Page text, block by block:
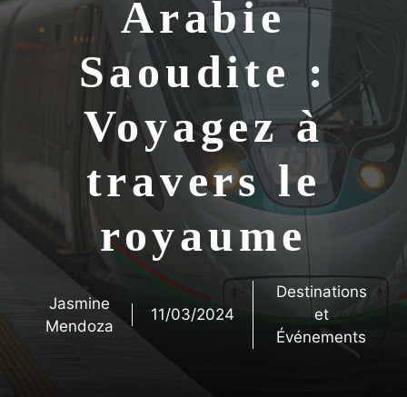
Arabie
Saoudite :
Voyagez à
travers le
royaume
Jasmine
Mendoza
11/03/2024
Destinations
et
Événements